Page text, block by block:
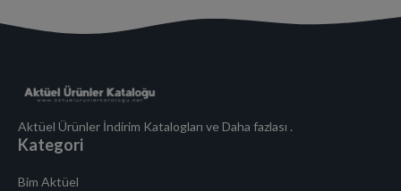
Aktüel Ürünler İndirim Katalogları ve Daha fazlası .
Kategori
Bim Aktüel